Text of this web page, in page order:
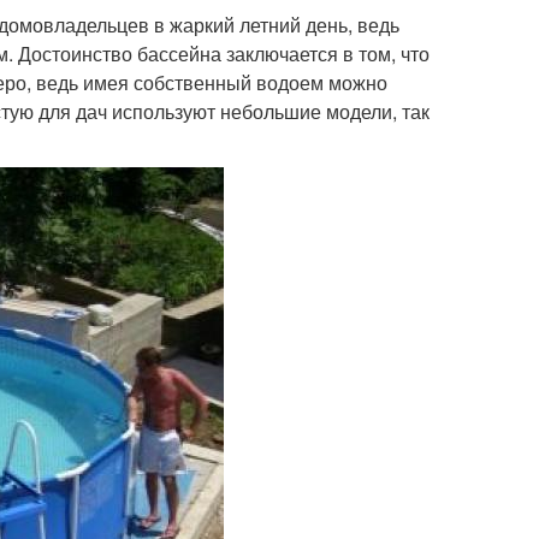
в жаркий летний день, ведь
бассейна заключается в том, что
ведь имея собственный водоем можно
для дач используют небольшие модели, так